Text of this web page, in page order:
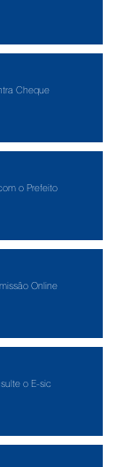
Cheque
o Prefeito
Online
o E-sic